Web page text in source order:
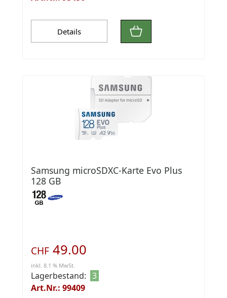
Details
Samsung microSDXC-Karte Evo Plus
128 GB
CHF 49.00
inkl. 8.1 % MwSt.
Lagerbestand: 3
Art.Nr.: 99409